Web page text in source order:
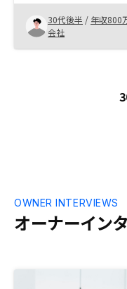
30代後半 / 年収800
会社
オーナーイン
OWNER INTERVIEWS